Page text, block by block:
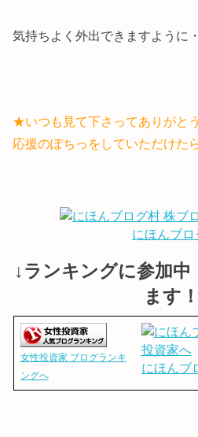
気持ちよく外出できますように・
★いつも見て下さってありがと
応援のぽちっをしていただけた
にほんブロ
↓ランキングに参加中
ます
女性投資家 ブログランキ
ングへ
にほんブ